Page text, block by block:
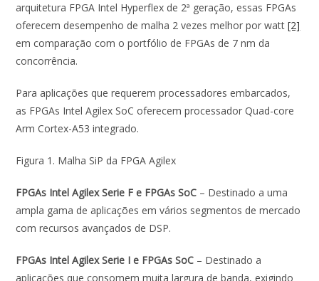
arquitetura FPGA Intel Hyperflex de 2ª geração, essas FPGAs
oferecem desempenho de malha 2 vezes melhor por watt[2]
em comparação com o portfólio de FPGAs de 7 nm da
concorrência.
Para aplicações que requerem processadores embarcados,
as FPGAs Intel Agilex SoC oferecem processador Quad-core
Arm Cortex-A53 integrado.
Figura 1. Malha SiP da FPGA Agilex
FPGAs Intel Agilex Serie F e FPGAs SoC – Destinado a uma
ampla gama de aplicações em vários segmentos de mercado
com recursos avançados de DSP.
FPGAs Intel Agilex Serie I e FPGAs SoC – Destinado a
aplicações que consomem muita largura de banda, exigindo